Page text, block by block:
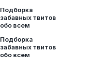
Подборка
забавных твитов
обо всем
Подборка
забавных твитов
обо всем